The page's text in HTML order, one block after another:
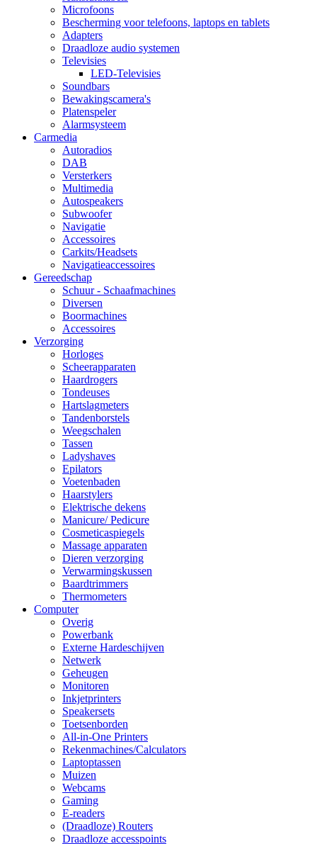
Microfoons
Bescherming voor telefoons, laptops en tablets
Adapters
Draadloze audio systemen
Televisies
LED-Televisies
Soundbars
Bewakingscamera's
Platenspeler
Alarmsysteem
Carmedia
Autoradios
DAB
Versterkers
Multimedia
Autospeakers
Subwoofer
Navigatie
Accessoires
Carkits/Headsets
Navigatieaccessoires
Gereedschap
Schuur - Schaafmachines
Diversen
Boormachines
Accessoires
Verzorging
Horloges
Scheerapparaten
Haardrogers
Tondeuses
Hartslagmeters
Tandenborstels
Weegschalen
Tassen
Ladyshaves
Epilators
Voetenbaden
Haarstylers
Elektrische dekens
Manicure/ Pedicure
Cosmeticaspiegels
Massage apparaten
Dieren verzorging
Verwarmingskussen
Baardtrimmers
Thermometers
Computer
Overig
Powerbank
Externe Hardeschijven
Netwerk
Geheugen
Monitoren
Inkjetprinters
Speakersets
Toetsenborden
All-in-One Printers
Rekenmachines/Calculators
Laptoptassen
Muizen
Webcams
Gaming
E-readers
(Draadloze) Routers
Draadloze accesspoints